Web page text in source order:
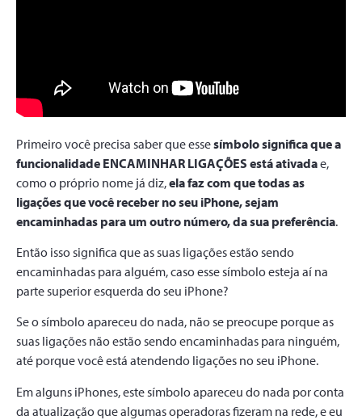
Primeiro você precisa saber que essesímbolo significa que a
funcionalidade ENCAMINHAR LIGAÇÕES está ativadae,
como o próprio nome já diz,ela faz com que todas as
ligações que você receber no seu iPhone, sejam
encaminhadas para um outro número, da sua preferência.
Então isso significa que as suas ligações estão sendo
encaminhadas para alguém, caso esse símbolo esteja aí na
parte superior esquerda do seu iPhone?
Se o símbolo apareceu do nada, não se preocupe porque as
suas ligações não estão sendo encaminhadas para ninguém,
até porque você está atendendo ligações no seu iPhone.
Em alguns iPhones, este símbolo apareceu do nada por conta
da atualização que algumas operadoras fizeram na rede, e eu